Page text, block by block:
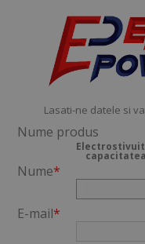
Lasati-ne datele si
Nume produs
Nume*
E-mail*